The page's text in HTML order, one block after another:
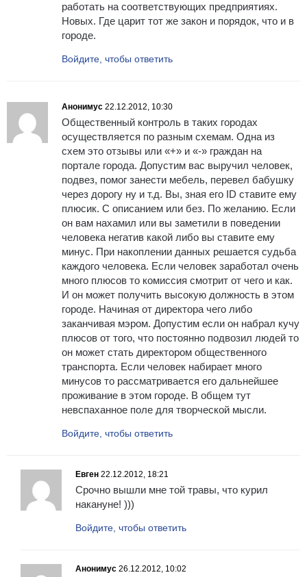
работать на соответствующих предприятиях.
Новых. Где царит тот же закон и порядок, что и в
городе.
Войдите, чтобы ответить
Анонимус 22.12.2012, 10:30
Общественный контроль в таких городах
осуществляется по разным схемам. Одна из
схем это отзывы или «+» и «-» граждан на
портале города. Допустим вас выручил человек,
подвез, помог занести мебель, перевел бабушку
через дорогу ну и т.д. Вы, зная его ID ставите ему
плюсик. С описанием или без. По желанию. Если
он вам нахамил или вы заметили в поведении
человека негатив какой либо вы ставите ему
минус. При накоплении данных решается судьба
каждого человека. Если человек заработал очень
много плюсов то комиссия смотрит от чего и как.
И он может получить высокую должность в этом
городе. Начиная от директора чего либо
заканчивая мэром. Допустим если он набрал кучу
плюсов от того, что постоянно подвозил людей то
он может стать директором общественного
транспорта. Если человек набирает много
минусов то рассматривается его дальнейшее
проживание в этом городе. В общем тут
невспаханное поле для творческой мысли.
Войдите, чтобы ответить
Евген 22.12.2012, 18:21
Срочно вышли мне той травы, что курил
накануне! )))
Войдите, чтобы ответить
Анонимус 26.12.2012, 10:02